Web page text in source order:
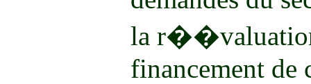
la
financement de